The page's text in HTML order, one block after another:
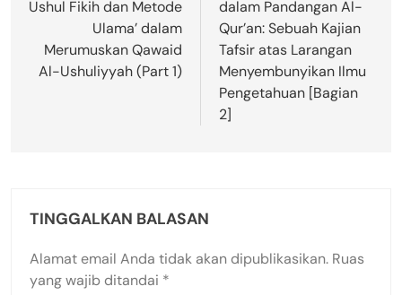
Ushul Fikih dan Metode
Ulama’ dalam
Merumuskan Qawaid
Al-Ushuliyyah (Part 1)
dalam Pandangan Al-
Qur’an: Sebuah Kajian
Tafsir atas Larangan
Menyembunyikan Ilmu
Pengetahuan [Bagian
2]
TINGGALKAN BALASAN
Alamat email Anda tidak akan dipublikasikan. Ruas
yang wajib ditandai *